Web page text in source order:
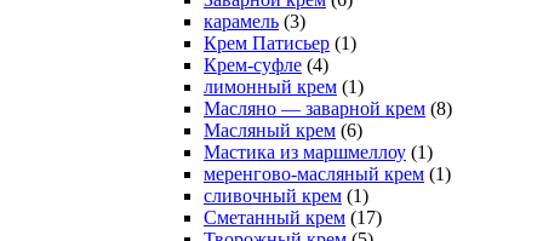
карамель (3)
Крем Патисьер (1)
Крем-суфле (4)
лимонный крем (1)
Масляно — заварной крем (8)
Масляный крем (6)
Мастика из маршмеллоу (1)
меренгово-масляный крем (1)
сливочный крем (1)
Сметанный крем (17)